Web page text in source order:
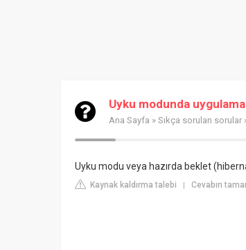
Uyku modunda
Ana Sayfa » Sıkça sorulan sorular
Uyku modu veya hazırda beklet
Kaynak kaldırma talebi | Cevabın